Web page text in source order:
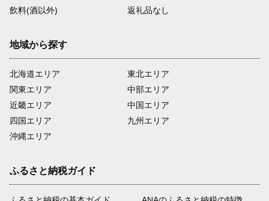
飲料(酒以外)
返礼品なし
地域から探す
北海道エリア
関東エリア
近畿エリア
四国エリア
沖縄エリア
東北エリア
中部エリア
中国エリア
九州エリア
ふるさと納税ガイド